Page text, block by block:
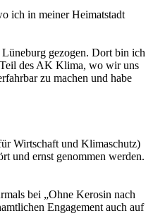
ich in meiner Heimatstadt
gezogen. Dort bin ich
des AK Klima, wo wir uns
zu machen und habe
Wirtschaft und Klimaschutz)
und ernst genommen werden.
bei „Ohne Kerosin nach
Engagement auch auf